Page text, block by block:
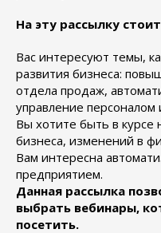
На эту рассылку
Вас интересуют темы,
развития бизнеса:
отдела продаж,
управление персоналом
Вы хотите быть в курсе
бизнеса, изменений в
Вам интересна
предприятием.
Данная рассылка
выбрать вебинары,
посетить.